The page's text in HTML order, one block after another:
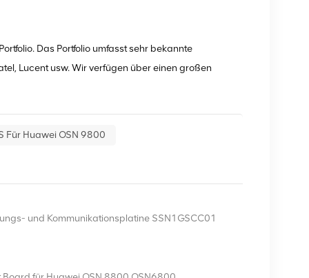
Das Portfolio umfasst sehr bekannte
Lucent usw. Wir verfügen über einen großen
Für Huawei OSN 9800
und Kommunikationsplatine SSN1GSCC01